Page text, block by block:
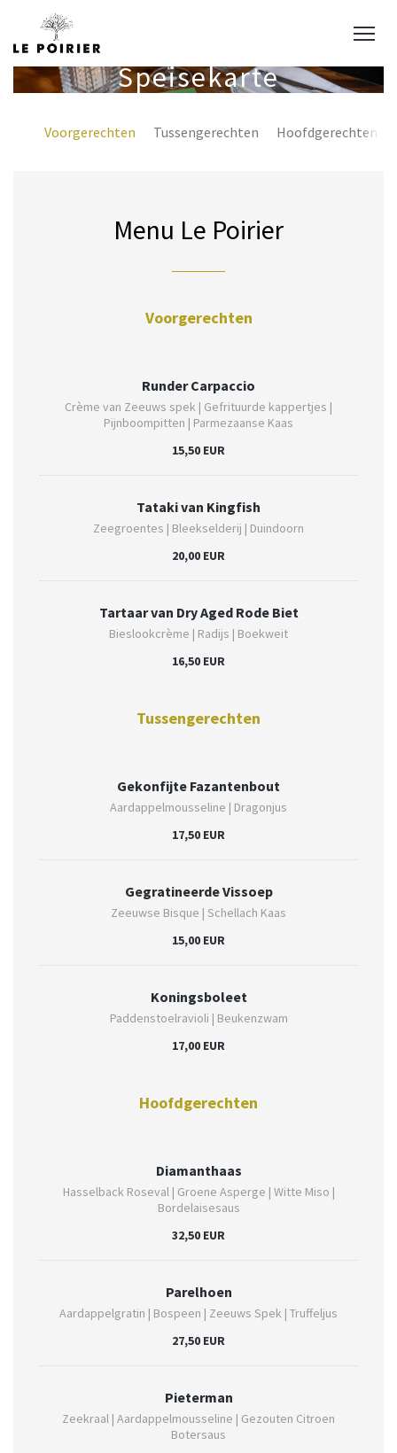
Speisekarte
Voorgerechten Tussengerechten Hoofdgerechten
Menu Le Poirier
Voorgerechten
Runder Carpaccio
Crème van Zeeuws spek | Gefrituurde kappertjes |
Pijnboompitten | Parmezaanse Kaas
15,50 EUR
Tataki van Kingfish
Zeegroentes | Bleekselderij | Duindoorn
20,00 EUR
Tartaar van Dry Aged Rode Biet
Bieslookcrème | Radijs | Boekweit
16,50 EUR
Tussengerechten
Gekonfijte Fazantenbout
Aardappelmousseline | Dragonjus
17,50 EUR
Gegratineerde Vissoep
Zeeuwse Bisque | Schellach Kaas
15,00 EUR
Koningsboleet
Paddenstoelravioli | Beukenzwam
17,00 EUR
Hoofdgerechten
Diamanthaas
Hasselback Roseval | Groene Asperge | Witte Miso |
Bordelaisesaus
32,50 EUR
Parelhoen
Aardappelgratin | Bospeen | Zeeuws Spek | Truffeljus
27,50 EUR
Pieterman
Zeekraal | Aardappelmousseline | Gezouten Citroen
Botersaus